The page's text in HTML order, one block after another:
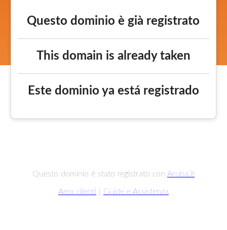
Questo dominio è già registrato
This domain is already taken
Este dominio ya está registrado
Questo dominio è stato registrato con Aruba.it
Area clienti Guide e Assistenza